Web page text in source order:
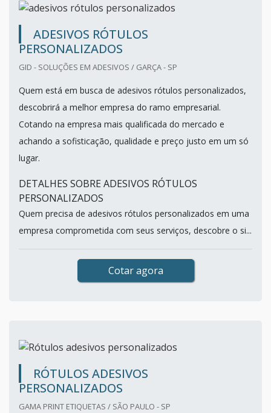
ADESIVOS RÓTULOS
PERSONALIZADOS
GID - SOLUÇÕES EM ADESIVOS / GARÇA - SP
Quem está em busca de adesivos rótulos personalizados,
descobrirá a melhor empresa do ramo empresarial.
Cotando na empresa mais qualificada do mercado e
achando a sofisticação, qualidade e preço justo em um só
lugar.
DETALHES SOBRE ADESIVOS RÓTULOS
PERSONALIZADOS
Quem precisa de adesivos rótulos personalizados em uma
empresa comprometida com seus serviços, descobre o si...
Cotar agora
RÓTULOS ADESIVOS
PERSONALIZADOS
GAMA PRINT ETIQUETAS / SÃO PAULO - SP